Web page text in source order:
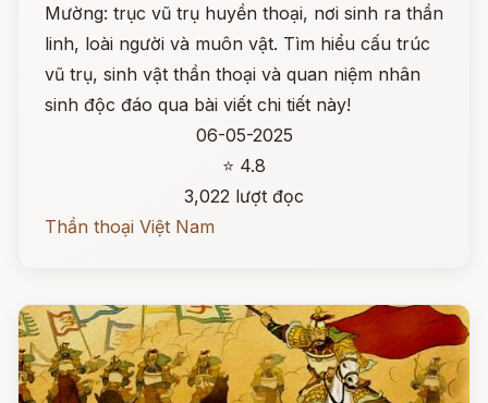
Mường: trục vũ trụ huyền thoại, nơi sinh ra thần
linh, loài người và muôn vật. Tìm hiểu cấu trúc
vũ trụ, sinh vật thần thoại và quan niệm nhân
sinh độc đáo qua bài viết chi tiết này!
06-05-2025
⭐ 4.8
3,022 lượt đọc
Thần thoại Việt Nam